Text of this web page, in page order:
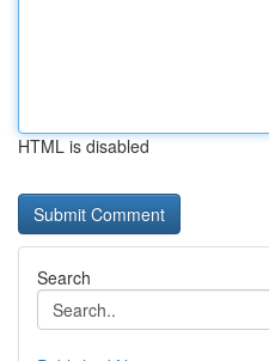
HTML is disabled
Search